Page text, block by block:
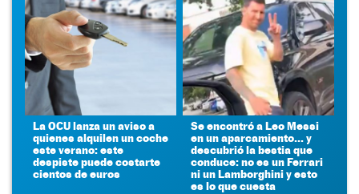
La OCU lanza un aviso a
quienes alquilen un coche
este verano: este
despiste puede costarte
cientos de euros
Se encontró a Leo Messi
en un aparcamiento... y
descubrió la bestia que
conduce: no es un Ferrari
ni un Lamborghini y esto
es lo que cuesta